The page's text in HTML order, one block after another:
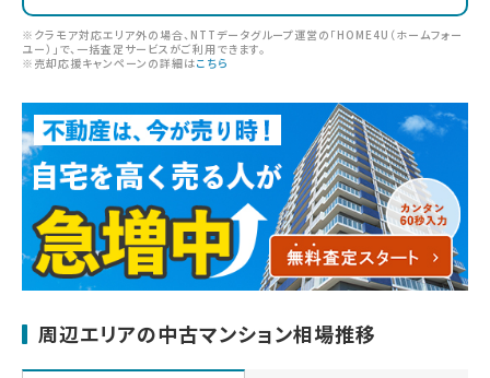
※クラモア対応エリア外の場合、NTTデータグループ運営の「HOME4U（ホームフォー
ユー）」で、一括査定サービスがご利用できます。
※売却応援キャンペーンの詳細はこちら
周辺エリアの中古マンション相場推移